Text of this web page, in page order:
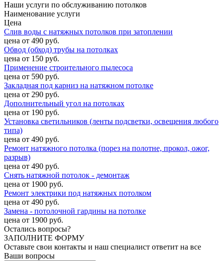
Наши услуги по обслуживанию потолков
Наименование услуги
Цена
Слив воды с натяжных потолков при затоплении
цена от 490 руб.
Обвод (обход) трубы на потолках
цена от 150 руб.
Применение строительного пылесоса
цена от 590 руб.
Закладная под карниз на натяжном потолке
цена от 290 руб.
Дополнительный угол на потолках
цена от 190 руб.
Установка светильников (ленты подсветки, освещения любого
типа)
цена от 490 руб.
Ремонт натяжного потолка (порез на полотне, прокол, ожог,
разрыв)
цена от 490 руб.
Снять натяжной потолок - демонтаж
цена от 1900 руб.
Ремонт электрики под натяжных потолком
цена от 490 руб.
Замена - потолочной гардины на потолке
цена от 1900 руб.
Остались вопросы?
ЗАПОЛНИТЕ ФОРМУ
Оставьте свои контакты и наш специалист ответит на все
Ваши вопросы